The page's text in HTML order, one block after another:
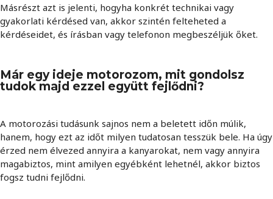
Másrészt azt is jelenti, hogyha konkrét technikai vagy
gyakorlati kérdésed van, akkor szintén felteheted a
kérdéseidet, és írásban vagy telefonon megbeszéljük őket.
Már egy ideje motorozom, mit gondolsz
tudok majd ezzel együtt fejlődni?
A motorozási tudásunk sajnos nem a beletett időn múlik,
hanem, hogy ezt az időt milyen tudatosan tesszük bele. Ha úgy
érzed nem élvezed annyira a kanyarokat, nem vagy annyira
magabiztos, mint amilyen egyébként lehetnél, akkor biztos
fogsz tudni fejlődni.